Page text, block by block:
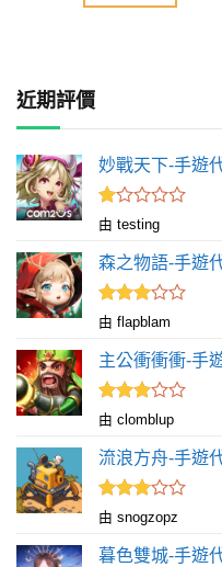
近期評價
妙戰天下-手遊
評
1
滿
分
由 testing
森之物語-手遊
評分
滿
分 5
由 flapblam
主公衝衝衝-手
評分
分 5
由 clomblup
流浪方舟-手遊
評分
分 5
由 snogzopz
暮色雙城-手遊